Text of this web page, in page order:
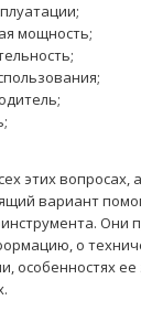
мощность;
этих вопросах,
вариант
Они
о
особенностях ее